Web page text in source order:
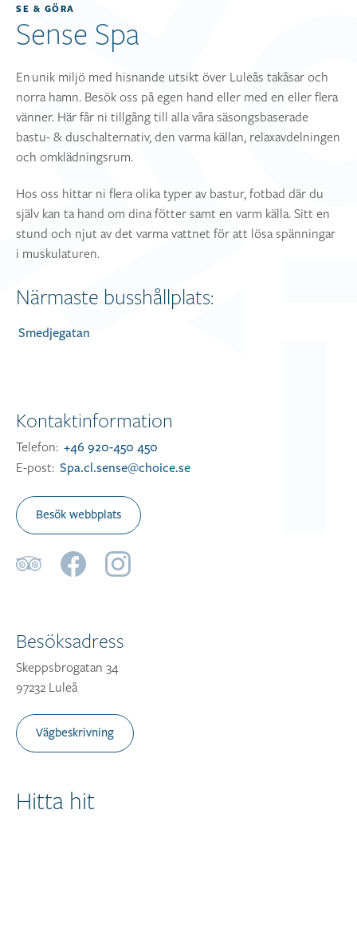
SE & GÖRA
Sense Spa
En unik miljö med hisnande utsikt över Luleås takåsar och
norra hamn. Besök oss på egen hand eller med en eller flera
vänner. Här får ni tillgång till alla våra säsongsbaserade
bastu- & duschalternativ, den varma källan, relaxavdelningen
och omklädningsrum.
Hos oss hittar ni flera olika typer av bastur, fotbad där du
själv kan ta hand om dina fötter samt en varm källa. Sitt en
stund och njut av det varma vattnet för att lösa spänningar
i muskulaturen.
Närmaste busshållplats:
Smedjegatan
Kontaktinformation
Telefon: +46 920-450 450
E-post: Spa.cl.sense@choice.se
Besök webbplats
Besöksadress
Skeppsbrogatan 34
97232 Luleå
Vägbeskrivning
Hitta hit